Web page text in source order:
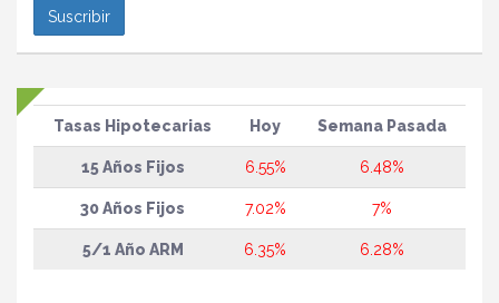
Tasas Hipotecarias Hoy Semana Pasada
15 Años Fijos 6.55% 6.48%
30 Años Fijos 7.02% 7%
5/1 Año ARM 6.35% 6.28%